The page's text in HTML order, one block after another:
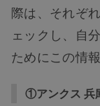
際は、それぞ
ェックし、自
ためにこの情
①アンクス 兵